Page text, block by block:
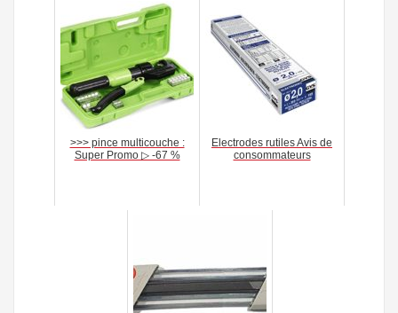
>>> pince multicouche :
Super Promo ▷ -67 %
Electrodes rutiles Avis de
consommateurs